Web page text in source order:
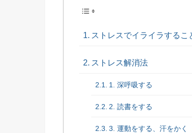
ストレスでイライラするこ
ストレス解消法
1. 深呼吸する
2. 読書をする
3. 運動をする、汗をかく